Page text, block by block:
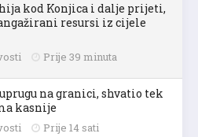
kod Konjica i dalje prijeti,
resursi iz cijele
Prije 39 minuta
na granici, shvatio tek
kasnije
Prije 14 sati